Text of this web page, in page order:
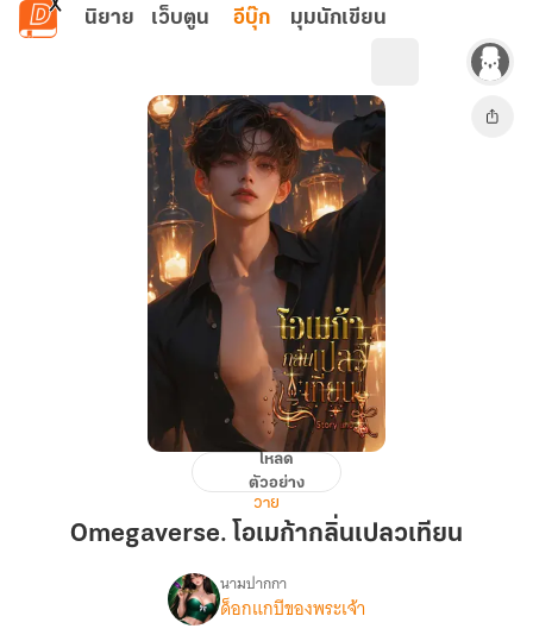
ข้ามไปยังเนื้อหาหลัก
นิยาย เว็บตูน อีบุ๊ก มุมนักเขียน
Omegaverse.
เม
กลิ่น
เปลว
โหลด
ตัวอย่าง
วาย
Omegaverse. โอเมก้ากลิ่นเปลวเทียน
เรื่องOmegaverse.
นามปากกา
ด็อกแกบีของพระเจ้า